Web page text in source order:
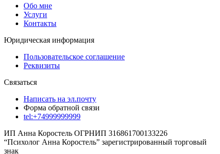
Обо мне
Услуги
Контакты
Юридическая информация
Пользовательское соглашение
Реквизиты
Связаться
Написать на эл.почту
Форма обратной связи
tel:+74999999999
ИП Анна Коростель ОГРНИП 316861700133226
“Психолог Анна Коростель” зарегистрированный торговый
знак